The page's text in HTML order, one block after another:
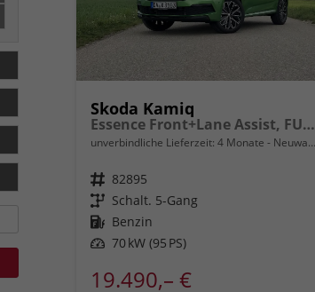
Skoda Kamiq
Essence Front+Lane Assist, FULL LED, virtuelles Cockpit, , Klima, Parksensoren, ISOFIX, el. Fensterheber vorn uvm.
unverbindliche Lieferzeit: 4 Monate Neuwagen
Fahrzeugnr. 82895
Getriebe Schalt. 5-Gang
Kraftstoff Benzin
Leistung 70 kW (95 PS)
19.490,– €